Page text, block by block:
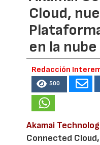
Cloud,
en la nube
Redacción
500
Akamai
Connected